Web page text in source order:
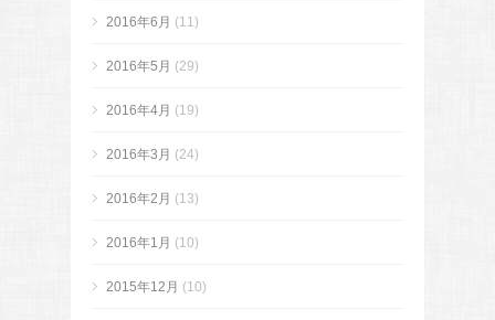
2016年6月 (11)
2016年5月 (29)
2016年4月 (19)
2016年3月 (24)
2016年2月 (13)
2016年1月 (10)
2015年12月 (10)